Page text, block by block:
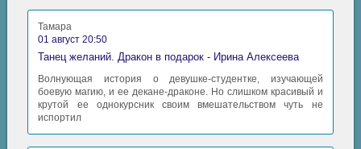
Тамара
01 август 20:50
Танец желаний. Дракон в подарок - Ирина Алексеева
Волнующая история о девушке-студентке, изучающей
боевую магию, и ее декане-драконе. Но слишком красивый и
крутой ее однокурсник своим вмешательством чуть не
испортил